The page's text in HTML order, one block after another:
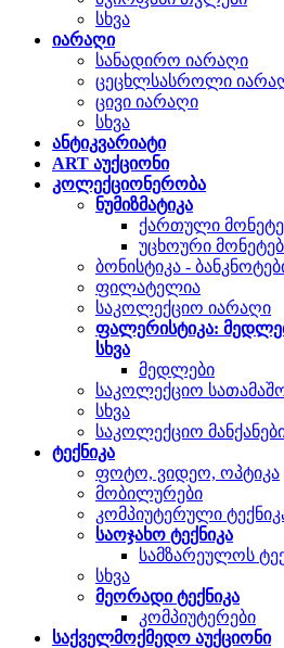
სხვა
იარაღი
სანადირო იარაღი
ცეცხლსასროლი
ცივი იარაღი
სხვა
ანტიკვარიატი
ART აუქციონი
კოლექციონერობა
ნუმიზმატიკა
ქართული
უცხოური
ბონისტიკა -
ფილატელია
საკოლექციო იარაღი
ფალერისტიკა:
სხვა
მედლები
საკოლექციო
სხვა
საკოლექციო
ტექნიკა
ფოტო, ვიდეო, ოპტიკა
მობილურები
კომპიუტერული
საოჯახო ტექნიკა
სამზარეულოს
სხვა
მეორადი ტექნიკა
კომპიუტერები
საქველმოქმედო აუქციონი